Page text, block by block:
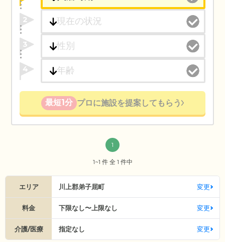
2
3
4
最短1分 プロに施設を提案してもらう
1
1~1 件 全 1 件中
エリア 川上郡弟子屈町 変更
料金 下限なし〜上限なし 変更
介護/医療 指定なし 変更